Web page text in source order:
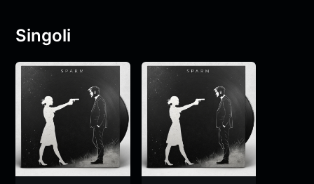
Singoli